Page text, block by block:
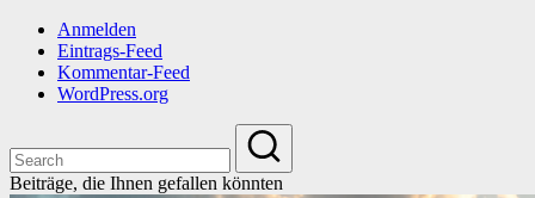
Anmelden
Eintrags-Feed
Kommentar-Feed
WordPress.org
Beiträge, die Ihnen gefallen könnten